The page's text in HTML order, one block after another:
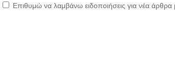
Επιθυμώ να λαμβάνω ειδοποιήσεις για νέα